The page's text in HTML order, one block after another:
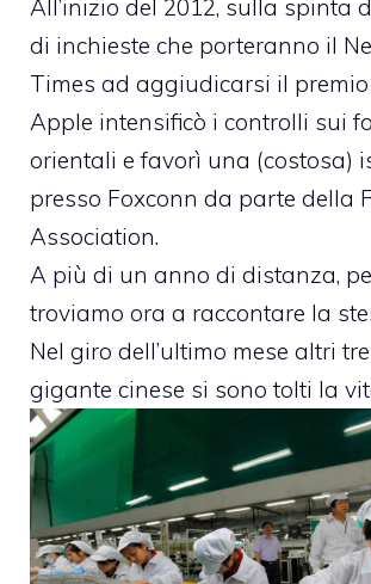
All’inizio del 2012, sulla spinta
di inchieste che porteranno il
Times ad aggiudicarsi il premio
Apple intensificò i controlli sui
orientali e favorì una (costosa)
presso Foxconn da parte della
Association.
A più di un anno di distanza,
troviamo ora a raccontare la
Nel giro dell’ultimo mese altri
gigante cinese si sono tolti la